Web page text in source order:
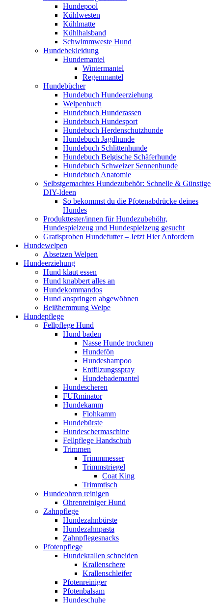
Hundepool
Kühlwesten
Kühlmatte
Kühlhalsband
Schwimmweste Hund
Hundebekleidung
Hundemantel
Wintermantel
Regenmantel
Hundebücher
Hundebuch Hundeerziehung
Welpenbuch
Hundebuch Hunderassen
Hundebuch Hundesport
Hundebuch Herdenschutzhunde
Hundebuch Jagdhunde
Hundebuch Schlittenhunde
Hundebuch Belgische Schäferhunde
Hundebuch Schweizer Sennenhunde
Hundebuch Anatomie
Selbstgemachtes Hundezubehör: Schnelle & Günstige
DIY-Ideen
So bekommst du die Pfotenabdrücke deines
Hundes
Produkttester/innen für Hundezubehöhr,
Hundespielzeug und Hundespielzeug gesucht
Gratisproben Hundefutter – Jetzt Hier Anfordern
Hundewelpen
Absetzen Welpen
Hundeerziehung
Hund klaut essen
Hund knabbert alles an
Hundekommandos
Hund anspringen abgewöhnen
Beißhemmung Welpe
Hundepflege
Fellpflege Hund
Hund baden
Nasse Hunde trocknen
Hundefön
Hundeshampoo
Entfilzungsspray
Hundebademantel
Hundescheren
FURminator
Hundekamm
Flohkamm
Hundebürste
Hundeschermaschine
Fellpflege Handschuh
Trimmen
Trimmmesser
Trimmstriegel
Coat King
Trimmtisch
Hundeohren reinigen
Ohrenreiniger Hund
Zahnpflege
Hundezahnbürste
Hundezahnpasta
Zahnpflegesnacks
Pfotenpflege
Hundekrallen schneiden
Krallenschere
Krallenschleifer
Pfotenreiniger
Pfotenbalsam
Hundeschuhe